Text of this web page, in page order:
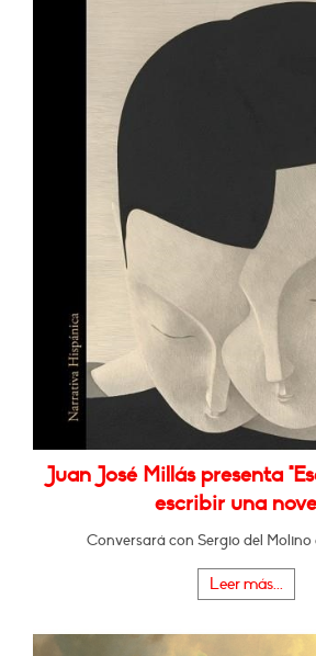
Juan José Millás presenta
escribir una
Conversará con Sergio del Molino
Leer más...